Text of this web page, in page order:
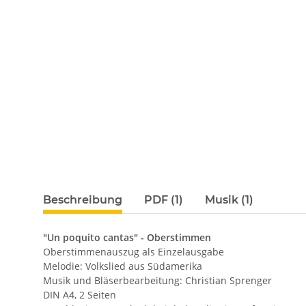
Beschreibung PDF (1) Musik (1)
"Un poquito cantas" - Oberstimmen
Oberstimmenauszug als Einzelausgabe
Melodie: Volkslied aus Südamerika
Musik und Bläserbearbeitung: Christian Sprenger
DIN A4, 2 Seiten